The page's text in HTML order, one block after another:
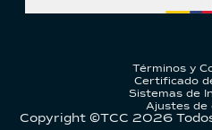
Términos y
Certificado
Sistemas de
Ajustes de
Copyright ©TCC 2026